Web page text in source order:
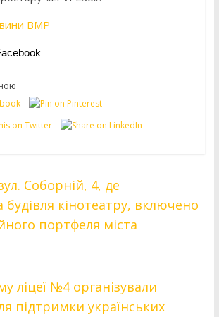
ВМР
Соборній, 4, де
кінотеатру, включено
портфеля міста
ліцеї №4 організували
підтримки українських